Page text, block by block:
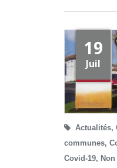
19
Juil
Actualités,
communes,
Covid-19,